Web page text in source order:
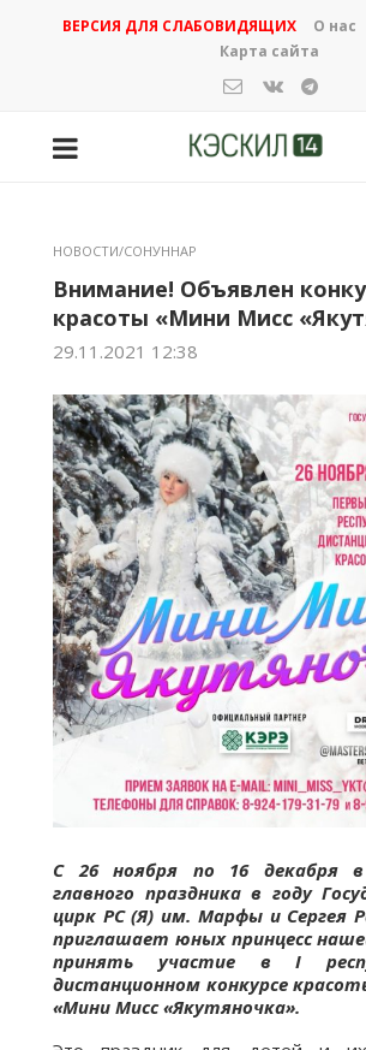
ВЕРСИЯ ДЛЯ СЛАБОВИДЯЩИХ О нас
Карта сайта
НОВОСТИ/СОНУННАР
Внимание! Объявлен
красоты «Мини Мисс
29.11.2021 12:38
С 26 ноября по 16 декабря в
главного праздника в году
цирк РС (Я) им. Марфы и Сергея
приглашает юных принцесс
принять участие в I
дистанционном конкурсе
«Мини Мисс «Якутяночка».